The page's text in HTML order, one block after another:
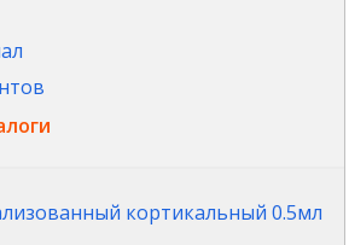
кортикальный 0.5мл